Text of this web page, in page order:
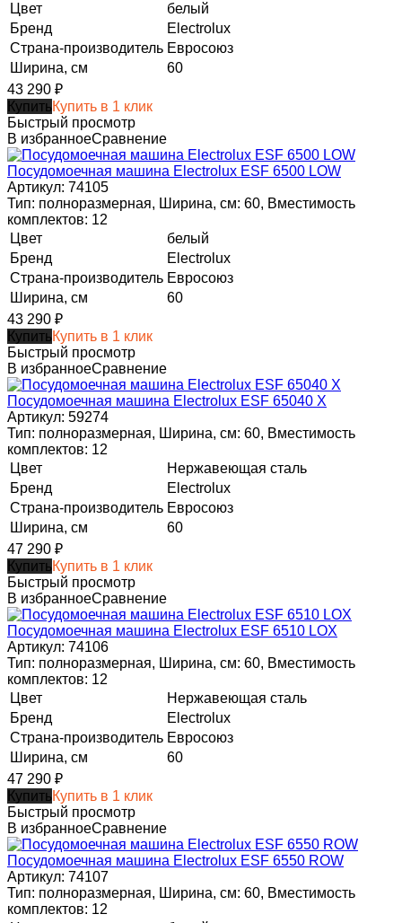
Цвет
белый
Бренд
Electrolux
Страна-производитель Евросоюз
Ширина, см
60
43 290 ₽
КупитьКупить в 1 клик
Быстрый просмотр
В избранноеСравнение
Посудомоечная машина Electrolux ESF 6500 LOW
Артикул: 74105
Тип: полноразмерная, Ширина, см: 60, Вместимость
комплектов: 12
Цвет
белый
Бренд
Electrolux
Страна-производитель Евросоюз
Ширина, см
60
43 290 ₽
КупитьКупить в 1 клик
Быстрый просмотр
В избранноеСравнение
Посудомоечная машина Electrolux ESF 65040 X
Артикул: 59274
Тип: полноразмерная, Ширина, см: 60, Вместимость
комплектов: 12
Цвет
Нержавеющая сталь
Бренд
Electrolux
Страна-производитель Евросоюз
Ширина, см
60
47 290 ₽
КупитьКупить в 1 клик
Быстрый просмотр
В избранноеСравнение
Посудомоечная машина Electrolux ESF 6510 LOX
Артикул: 74106
Тип: полноразмерная, Ширина, см: 60, Вместимость
комплектов: 12
Цвет
Нержавеющая сталь
Бренд
Electrolux
Страна-производитель Евросоюз
Ширина, см
60
47 290 ₽
КупитьКупить в 1 клик
Быстрый просмотр
В избранноеСравнение
Посудомоечная машина Electrolux ESF 6550 ROW
Артикул: 74107
Тип: полноразмерная, Ширина, см: 60, Вместимость
комплектов: 12